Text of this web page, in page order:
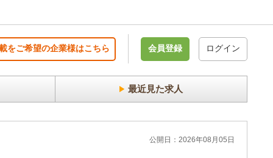
をご希望の企業様はこちら 会員登録 ログイン
最近見た求人
公開日：2026年08月05日